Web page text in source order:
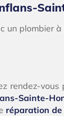
plombier
rendez-
Sainte-
réparation de